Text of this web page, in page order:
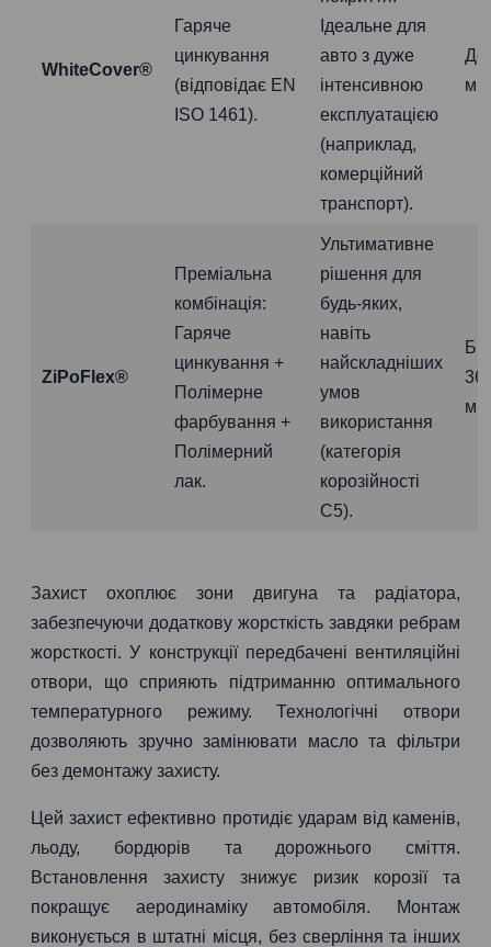
WhiteCover®
Гаряче
цинкування
(відповідає EN
ISO 1461).
Ідеальне для
авто з дуже
інтенсивною
експлуатацією
(наприклад,
комерційний
транспорт).
До
ZiPoFlex®
Преміальна
комбінація:
Гаряче
цинкування +
Полімерне
фарбування +
Полімерний
лак.
Ультимативне
рішення для
будь-яких,
навіть
найскладніших
умов
використання
(категорія
корозійності
C5).
36
Захист охоплює зони двигуна та радіатора,
забезпечуючи додаткову жорсткість завдяки ребрам
жорсткості. У конструкції передбачені вентиляційні
отвори, що сприяють підтриманню оптимального
температурного режиму. Технологічні отвори
дозволяють зручно замінювати масло та фільтри
без демонтажу захисту.
Цей захист ефективно протидіє ударам від каменів,
льоду, бордюрів та дорожнього сміття.
Встановлення захисту знижує ризик корозії та
покращує аеродинаміку автомобіля. Монтаж
виконується в штатні місця, без сверління та інших